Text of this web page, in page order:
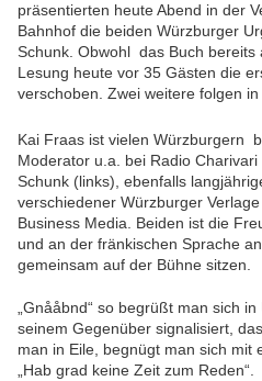
präsentierten heute Abend in der
Bahnhof die beiden Würzburger
Schunk. Obwohl das Buch bereits
Lesung heute vor 35 Gästen die
verschoben. Zwei weitere folgen
Kai Fraas ist vielen Würzburgern
Moderator u.a. bei Radio
Schunk (links), ebenfalls
verschiedener Würzburger
Business Media. Beiden ist die
und an der fränkischen Sprache
gemeinsam auf der Bühne sitzen.
„Gnååbnd“ so begrüßt man sich
seinem Gegenüber signalisiert,
man in Eile, begnügt man sich mit
„Hab grad keine Zeit zum Reden“.